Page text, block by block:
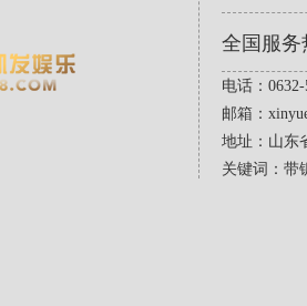
全国服务
电话：0632-
邮箱：
地址：山东
关键词：带